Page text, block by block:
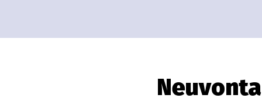
Neuvonta